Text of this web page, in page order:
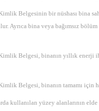
Belgesinin bir nüshası bina
Ayrıca bina veya bağımsız
Belgesi, binanın yıllık enerji
Belgesi, binanın tamamı için
kullanılan yüzey alanlarının